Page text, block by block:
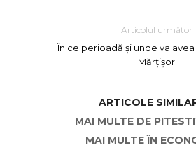
Articolul următor
În ce perioadă și unde va
Mărțișor
ARTICOLE
MAI MULTE DE
MAI MULTE ÎN